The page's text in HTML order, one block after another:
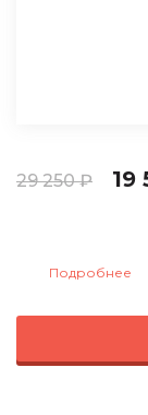
29 250 ₽ 19
Подробнее